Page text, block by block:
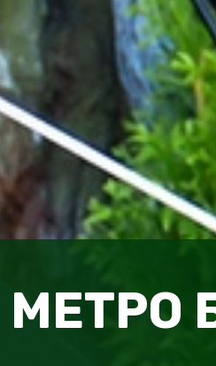
МЕТРО